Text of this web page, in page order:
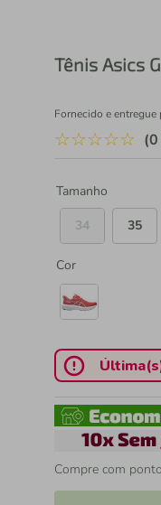
Tênis Asics
Fornecido e entregue
☆☆☆☆☆
Tamanho
34
35
Cor
Compre com